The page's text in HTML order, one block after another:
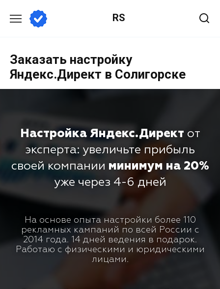
RS
Заказать настройку
Яндекс.Директ в Солигорске
Настройка Яндекс.Директ от
эксперта: увеличьте прибыль
своей компании минимум на 20%
уже через 4-6 дней
На основе опыта настройки более 110
рекламных кампаний по всей России с
2014 года. 14 дней ведения в подарок.
Работаю с физическими и юридическими
лицами.